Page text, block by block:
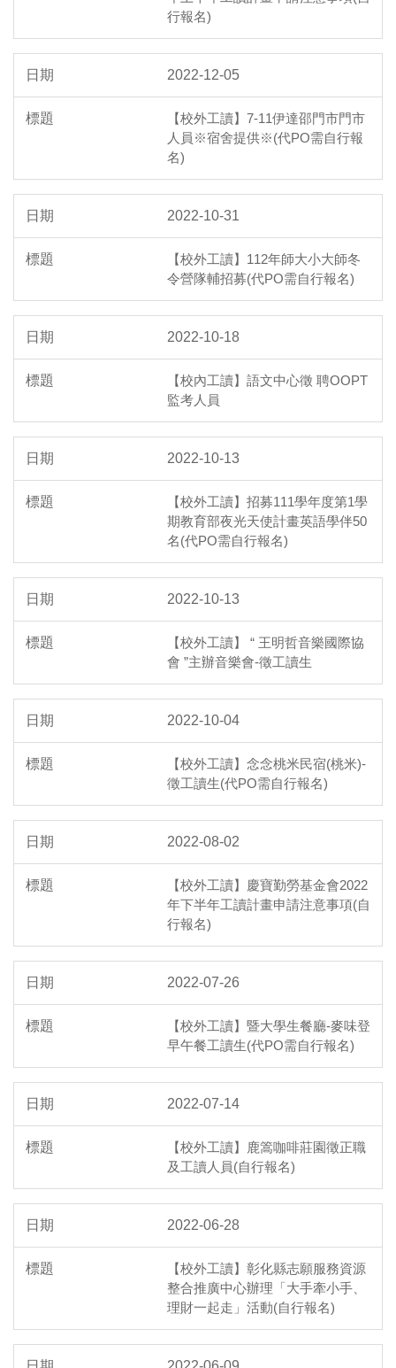
行報名)
2022-12-05
【校外工讀】7-11伊達邵門市門市
人員※宿舍提供※(代PO需自行報
名)
2022-10-31
【校外工讀】112年師大小大師冬
令營隊輔招募(代PO需自行報名)
2022-10-18
【校內工讀】語文中心徵 聘OOPT
監考人員
2022-10-13
【校外工讀】招募111學年度第1學
期教育部夜光天使計畫英語學伴50
名(代PO需自行報名)
2022-10-13
【校外工讀】 “ 王明哲音樂國際協
會 ”主辦音樂會-徵工讀生
2022-10-04
【校外工讀】念念桃米民宿(桃米)-
徵工讀生(代PO需自行報名)
2022-08-02
【校外工讀】慶寶勤勞基金會2022
年下半年工讀計畫申請注意事項(自
行報名)
2022-07-26
【校外工讀】暨大學生餐廳-麥味登
早午餐工讀生(代PO需自行報名)
2022-07-14
【校外工讀】鹿篙咖啡莊園徵正職
及工讀人員(自行報名)
2022-06-28
【校外工讀】彰化縣志願服務資源
整合推廣中心辦理「大手牽小手、
理財一起走」活動(自行報名)